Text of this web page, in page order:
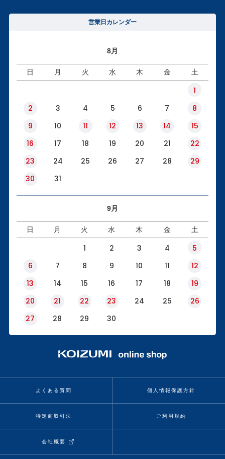
営業日カレンダー
8月
日 月 火 水 木 金 土
1
2
3 4 5 6 7
8
9
10 11 12 13 14
15
16
17 18 19 20 21
22
23
24 25 26 27 28
29
30
31
9月
日 月 火 水 木 金 土
1 2 3 4
5
6
7 8 9 10 11
12
13
14 15 16 17 18
19
20
21 22 23 24 25
26
27
28 29 30
よくある質問 個人情報保護方針
特定商取引法 ご利用規約
会社概要